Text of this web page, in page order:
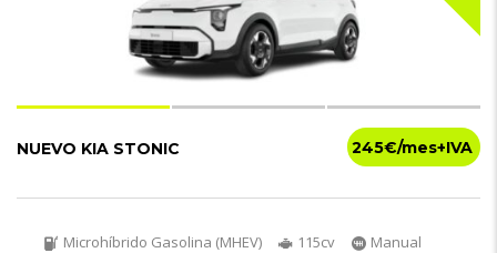
245€
NUEVO KIA STONIC
Microhíbrido Gasolina (MHEV) 115cv Manual